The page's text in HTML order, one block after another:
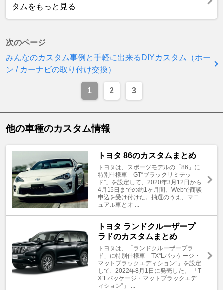
タムをもっと見る
次のページ
みんなのカスタム事例と手軽に出来るDIYカスタム（ホー
ン / カーナビの取り付け交換）
1 2 3
他の車種のカスタム情報
トヨタ 86のカスタムまとめ
トヨタは、スポーツモデルの「86」に
特別仕様車「GT“ブラックリミテッ
ド”」を設定して、2020年3月12日から
4月16日までの約1ヶ月間、Webで商談
申込を受け付けた。抽選のうえ、マニ
ュアル車とオ ...
トヨタ ランドクルーザープ
ラドのカスタムまとめ
トヨタは、「ランドクルーザープラ
ド」に特別仕様車「TX“Lパッケージ・
マットブラックエディション”」を設定
して、2022年8月1日に発売した。 「T
X“Lパッケージ・マットブラックエデ
ィション”」 ...